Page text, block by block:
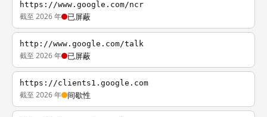
https://www.google.com/ncr
截至 2026 年 已屏蔽
http://www.google.com/talk
截至 2026 年 已屏蔽
https://clients1.google.com
截至 2026 年 间歇性